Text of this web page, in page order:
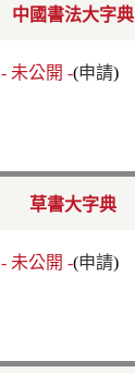
中國書法大字典
- 未公開 -(申請)
草書大字典
- 未公開 -(申請)